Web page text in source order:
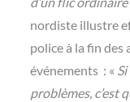
nordiste illustre
police à la fin des
événements : «
problèmes, c’est